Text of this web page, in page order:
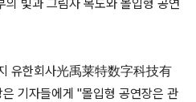
빛과 그림자 복도와 몰입형 공연
유한회사光禹莱特数字科技有
기자들에게 "몰입형 공연장은 관